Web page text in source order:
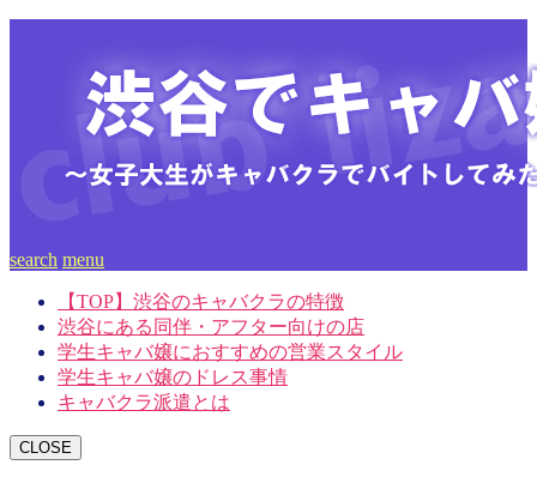
search menu
【TOP】渋谷のキャバクラの特徴
渋谷にある同伴・アフター向けの店
学生キャバ嬢におすすめの営業スタイル
学生キャバ嬢のドレス事情
キャバクラ派遣とは
CLOSE